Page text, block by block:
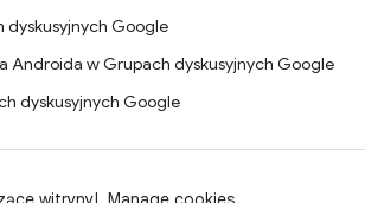
dyskusyjnych Google
Androida w Grupach dyskusyjnych Google
dyskusyjnych Google